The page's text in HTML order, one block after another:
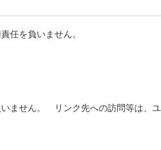
任を負いません。
いません。 リンク先への訪問等は、ユ